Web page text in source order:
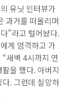
유닛 인터뷰가
과거를 떠올리며
”라고 털어놨다.
게 엄격하고 가
새벽 4시까지 연
을 했다. 아버지
. 그런데 실망하